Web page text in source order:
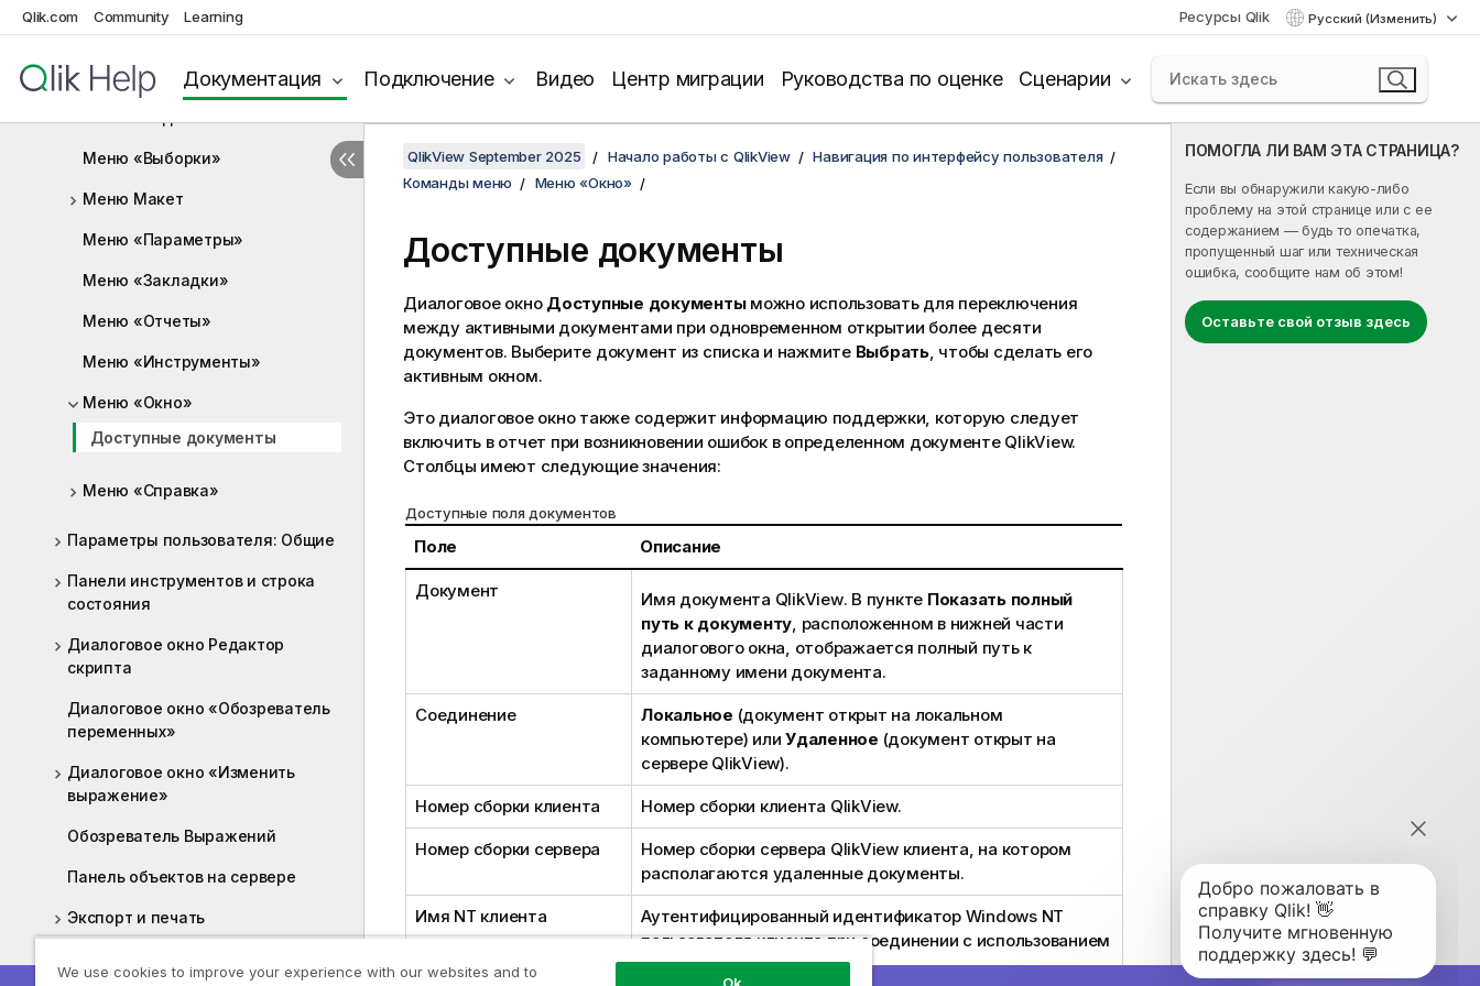
Qlik.com Community Learning Ресурсы Qlik Русский (Изменить)
Документация Подключение Видео Центр миграции Руководства по оценке Сценарии
Меню «Файл»
Меню «Правка»
Меню «Выборки»
Меню Макет
Меню «Параметры»
Меню «Закладки»
Меню «Отчеты»
Меню «Инструменты»
Меню «Окно»
Доступные документы
Меню «Справка»
Параметры пользователя: Общие
Панели инструментов и строка
состояния
Диалоговое окно Редактор
скрипта
Диалоговое окно «Обозреватель
переменных»
Диалоговое окно «Изменить
выражение»
Обозреватель Выражений
Панель объектов на сервере
Экспорт и печать
ошибках
ПОМОГЛА ЛИ ВАМ ЭТА СТРАНИЦА?
Если вы обнаружили какую-либо
проблему на этой странице или с ее
содержанием — будь то опечатка,
пропущенный шаг или техническая
ошибка, сообщите нам об этом!
Оставьте свой отзыв здесь
QlikView September 2025 Начало работы с QlikView
Навигация по интерфейсу пользователя
Команды меню
Меню «Окно»
Доступные документы
Диалоговое окно Доступные документыможно использовать для переключения
между активными документами при одновременном открытии более десяти
документов. Выберите документ из списка и нажмите Выбрать, чтобы сделать его
активным окном.
Это диалоговое окно также содержит информацию поддержки, которую следует
включить в отчет при возникновении ошибок в определенном документе QlikView.
Столбцы имеют следующие значения:
Доступные поля документов
Поле Описание
Документ Имя документа QlikView. В пункте Показать полный
путь к документу, расположенном в нижней части
диалогового окна, отображается полный путь к
заданному имени документа.
Соединение Локальное (документ открыт на локальном
компьютере) или Удаленное (документ открыт на
сервере QlikView).
Номер сборки клиента Номер сборки клиента QlikView.
Номер сборки сервера
Номер сборки сервера QlikView клиента, на котором
располагаются удаленные документы.
Имя NT клиента
Аутентифицированный идентификатор Windows NT
пользователя клиента при соединении с использованием
аутентификации в NT.
We use cookies to improve your experience with our websites and to